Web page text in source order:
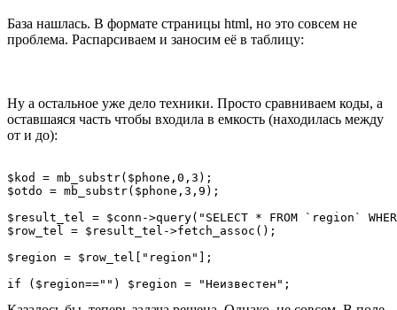
База нашлась. В формате страницы html, но это совсем не
проблема. Распарсиваем и заносим её в таблицу:
Ну а остальное уже дело техники. Просто сравниваем коды, а
оставшаяся часть чтобы входила в емкость (находилась между
от и до):
$kod = mb_substr($phone,0,3);
$otdo = mb_substr($phone,3,9);
$result_tel = $conn->query("SELECT * FROM
$row_tel = $result_tel->fetch_assoc();
$region = $row_tel["region"];